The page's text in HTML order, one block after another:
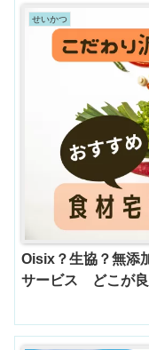
せいかつ
Oisix？生協？無添
サービス どこが良